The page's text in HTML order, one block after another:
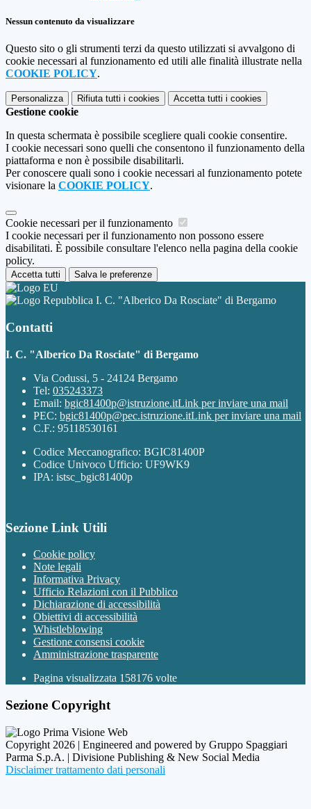
Nessun contenuto da visualizzare
Questo sito o gli strumenti terzi da questo utilizzati si avvalgono di
cookie necessari al funzionamento ed utili alle finalità illustrate nella
COOKIE POLICY.
Personalizza Rifiuta tutti i cookies Accetta tutti i cookies
Gestione cookie
In questa schermata è possibile scegliere quali cookie consentire.
I cookie necessari sono quelli che consentono il funzionamento della
piattaforma e non è possibile disabilitarli.
Per conoscere quali sono i cookie necessari al funzionamento potete
visionare la COOKIE POLICY.
Cookie necessari per il funzionamento
I cookie necessari per il funzionamento non possono essere
disabilitati. È possibile consultare l'elenco nella pagina della cookie
policy.
Accetta tutti Salva le preferenze
I. C. "Alberico Da Rosciate" di Bergamo
Contatti
I. C. "Alberico Da Rosciate" di Bergamo
Via Codussi, 5 - 24124 Bergamo
Tel: 035243373
Email: bgic81400p@istruzione.itLink per inviare una mail
PEC: bgic81400p@pec.istruzione.itLink per inviare una mail
C.F.: 95118530161
Codice Meccanografico: BGIC81400P
Codice Univoco Ufficio: UF9WK9
IPA: istsc_bgic81400p
Sezione Link Utili
Cookie policy
Note legali
Informativa Privacy
Ufficio Relazioni con il Pubblico
Dichiarazione di accessibilità
Obiettivi di accessibilità
Whistleblowing
Gestione consensi cookie
Amministrazione trasparente
Pagina visualizzata 158176 volte
Sezione Copyright
Copyright 2026 | Engineered and powered by Gruppo Spaggiari
Parma S.p.A. | Divisione Publishing & New Social Media
Disclaimer trattamento dati personali